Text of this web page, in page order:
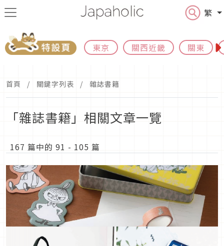
繁
東京 關西近畿 關東
首頁 關鍵字列表 雜誌書籍
「雜誌書籍」相關文章一覽
167 篇中的 91 - 105 篇